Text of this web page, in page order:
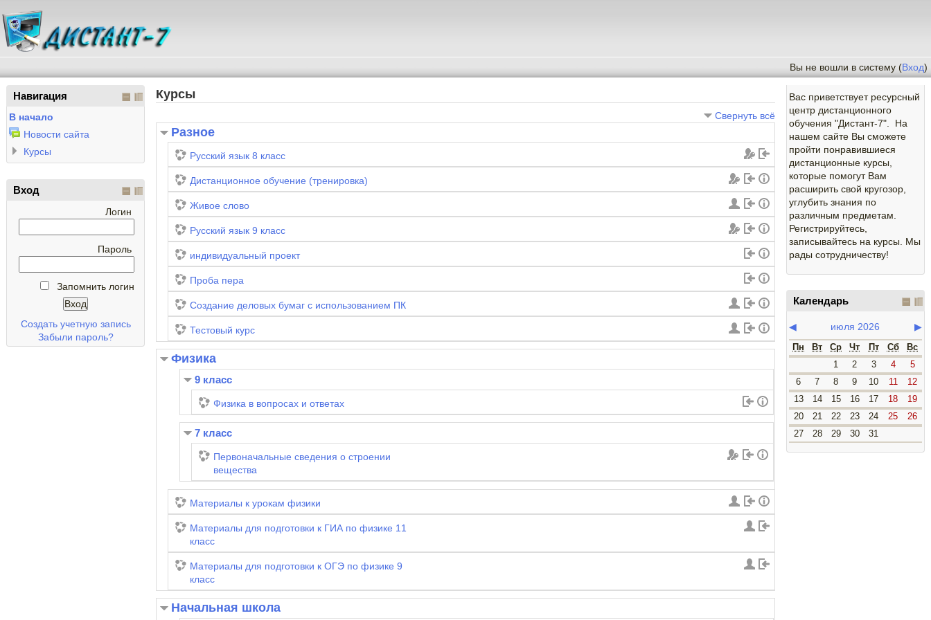
Вы не вошли в систему (Вход)
Курсы
Свернуть всё
Разное
Русский язык 8 класс
Дистанционное обучение (тренировка)
Живое слово
Русский язык 9 класс
индивидуальный проект
Проба пера
Создание деловых бумаг с использованием ПК
Тестовый курс
Физика
9 класс
Физика в вопросах и ответах
7 класс
Первоначальные сведения о строении
вещества
Материалы к урокам физики
Материалы для подготовки к ГИА по физике 11
класс
Материалы для подготовки к ОГЭ по физике 9
класс
Начальная школа
Навигация
В начало
Новости сайта
Курсы
Вход
Логин
Пароль
Запомнить логин
Создать учетную запись
Забыли пароль?
Вас приветствует ресурсный
центр дистанционного
обучения "Дистант-7". На
нашем сайте Вы сможете
пройти понравившиеся
дистанционные курсы,
которые помогут Вам
расширить свой кругозор,
углубить знания по
различным предметам.
Регистрируйтесь,
записывайтесь на курсы. Мы
рады сотрудничеству!
Календарь
◀ июля 2026 ▶
Пн Вт Ср Чт Пт Сб
Вс
1
2 3 4
5
6
7 8 9 10 11
12
13
14 15 16 17 18
19
20
21 22 23 24 25
26
27
28 29 30 31